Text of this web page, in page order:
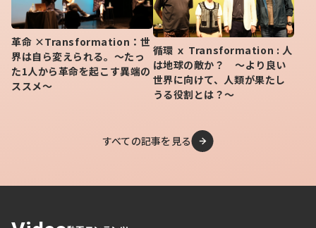
不安だ」と考え、課題解決のためには地元の若者が一枚岩
にならなければいけないと民宿業の友人やお土産品の製造
販売をする友人たちと共に、知内観光協会青年部を立ち上
げます。YouTubeで地元ＰＲ動画の作成・配信を手探り
でやってみたり、イベント企画＆運営や、他地域への積極
的な出店などチャレンジ、知内町内の同世代の若者たちに
革命 ×Transformation：世
界は自ら変えられる。〜たっ
た1人から革命を起こす異端の
ススメ〜
循環 ｘ Transformation : 人
は地球の敵か？ 〜より良い
世界に向けて、人類が果たし
うる役割とは？～
すべての記事を見る